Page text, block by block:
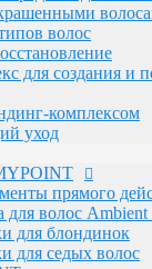
волос / Ambient
волос /
для седых волос
- SPECIAL
MYPOINT
OXYCREAM
тон MYPOINT (33
волос гель-
и ресниц
реконструкции
волос
для создания и
комплексом
уход
прямого
волос Ambient
для блондинок
для седых волос